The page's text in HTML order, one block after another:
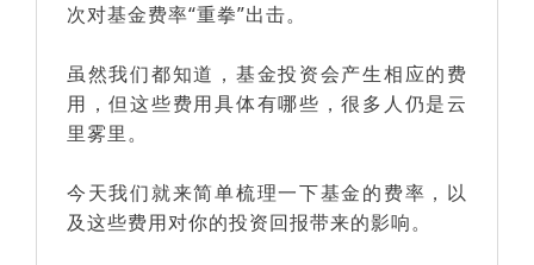
次对基金费率“重拳”出击。
虽然我们都知道，基金投资会产生相应的费
用，但这些费用具体有哪些，很多人仍是云
里雾里。
今天我们就来简单梳理一下基金的费率，以
及这些费用对你的投资回报带来的影响。